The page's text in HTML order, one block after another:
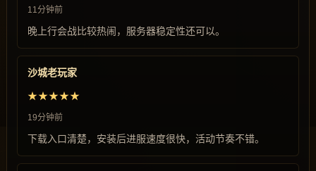
11分钟前
晚上行会战比较热闹，服务器稳定性还可以。
沙城老玩家
★★★★★
19分钟前
下载入口清楚，安装后进服速度很快，活动节奏不错。